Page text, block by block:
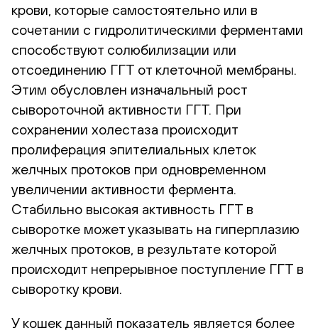
крови, которые самостоятельно или в
сочетании с гидролитическими ферментами
способствуют солюбилизации или
отсоединению ГГТ от клеточной мембраны.
Этим обусловлен изначальный рост
сывороточной активности ГГТ. При
сохранении холестаза происходит
пролиферация эпителиальных клеток
желчных протоков при одновременном
увеличении активности фермента.
Стабильно высокая активность ГГТ в
сыворотке может указывать на гиперплазию
желчных протоков, в результате которой
происходит непрерывное поступление ГГТ в
сыворотку крови.
У кошек данный показатель является более